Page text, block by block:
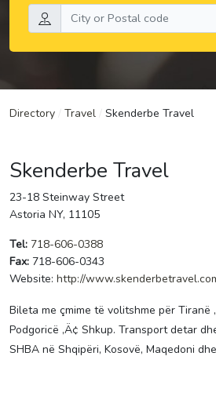
Directory Travel Skenderbe Travel
Skenderbe Travel
23-18 Steinway Street
Astoria NY, 11105
Tel: 718-606-0388
Fax: 718-606-0343
Website: http://
Bileta me çmime të volitshme për Tiranë
Podgoricë ‚Ä¢ Shkup. Transport detar
SHBA në Shqipëri, Kosovë, Maqedoni